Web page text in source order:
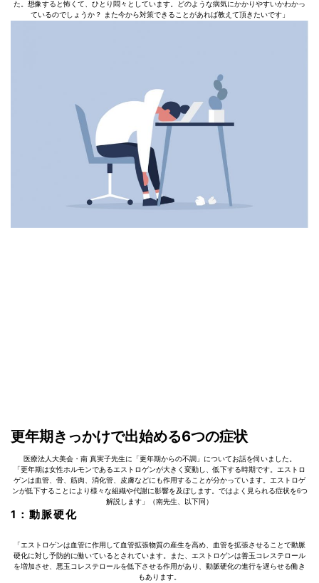
た。想像すると怖くて、ひとり悶々としています。どのような病気にかかりやすいかわかっ
ているのでしょうか？ また今から対策できることがあれば教えて頂きたいです」
更年期きっかけで出始める6つの症状
医療法人大美会・南 真実子先生に「更年期からの不調」についてお話を伺いました。
「更年期は女性ホルモンであるエストロゲンが大きく変動し、低下する時期です。エストロ
ゲンは血管、骨、筋肉、消化管、皮膚などにも作用することが分かっています。エストロゲ
ンが低下することにより様々な組織や代謝に影響を及ぼします。ではよく見られる症状を6つ
解説します」（南先生、以下同）
1：動脈硬化
「エストロゲンは血管に作用して血管拡張物質の産生を高め、血管を拡張させることで動脈
硬化に対し予防的に働いているとされています。また、エストロゲンは善玉コレステロール
を増加させ、悪玉コレステロールを低下させる作用があり、動脈硬化の進行を遅らせる働き
もあります。